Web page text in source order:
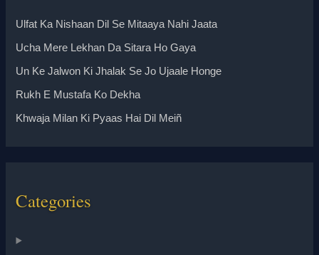
Ulfat Ka Nishaan Dil Se Mitaaya Nahi Jaata
Ucha Mere Lekhan Da Sitara Ho Gaya
Un Ke Jalwon Ki Jhalak Se Jo Ujaale Honge
Rukh E Mustafa Ko Dekha
Khwaja Milan Ki Pyaas Hai Dil Meiñ
Categories